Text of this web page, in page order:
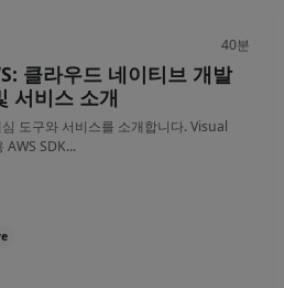
40분
클라우드 네이티브 개발
서비스 소개
도구와 서비스를 소개합니다. Visual
AWS SDK...